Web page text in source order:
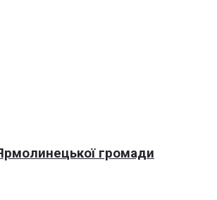
Ярмолинецької громади